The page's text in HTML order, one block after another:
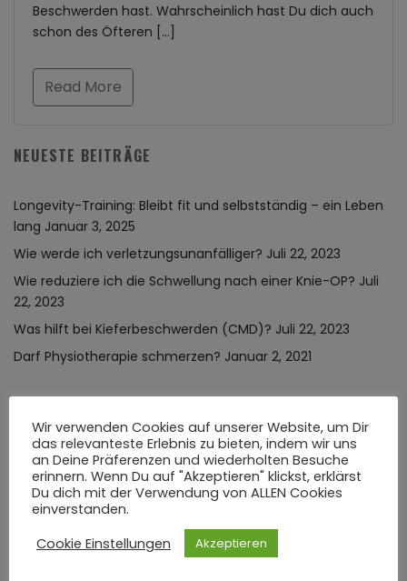
Beschwerden hast. Wahrscheinlich hast Du dich auch
schon des Öfteren […]
Read More
NEUESTE BEITRÄGE
Longevity-Training: Bleibt fit und selbstständig – ein Leben
lang Januar 3, 2025
Wie werde ich verletzungsunanfälliger? Juli 22, 2023
Wie reduziere ich die Schwellung nach einer Knie-OP? Juli
22, 2023
Was hilft bei Kieferbeschwerden (CMD)? Juli 22, 2023
Darf Physiotherapie schmerzen? Januar 2, 2021
SCHLAGWÖRTER
Belastungssteuerung(1) CMD(1) fitness(1)
Kieferbeschwerden(1) Knieschwellung
Wir verwenden Cookies auf unserer Website, um Dir
das relevanteste Erlebnis zu bieten, indem wir uns
an Deine Präferenzen und wiederholten Besuche
erinnern. Wenn Du auf "Akzeptieren" klickst, erklärst
Du dich mit der Verwendung von ALLEN Cookies
einverstanden.
Cookie Einstellungen
Akzeptieren